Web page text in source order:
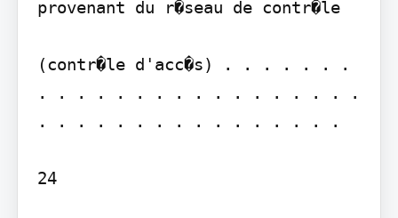
provenant du r�seau de contr�le
(contr�le d'acc�s) . . . . . . .
. . . . . . . . . . . . . . . . .
. . . . . . . . . . . . . . . .
24